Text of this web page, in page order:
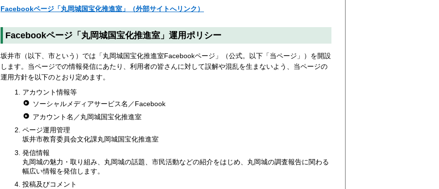
Facebookページ「丸岡城国宝化推進室」（外部サイトへリンク）
Facebookページ「丸岡城国宝化推進室」運用ポリシー
坂井市（以下、市という）では「丸岡城国宝化推進室Facebookページ」（公式。以下「当ページ」）を開設
します。当ページでの情報発信にあたり、利用者の皆さんに対して誤解や混乱を生まないよう、当ページの
運用方針を以下のとおり定めます。
アカウント情報等
ソーシャルメディアサービス名／Facebook
アカウント名／丸岡城国宝化推進室
ページ運用管理
坂井市教育委員会文化課丸岡城国宝化推進室
発信情報
丸岡城の魅力・取り組み、丸岡城の話題、市民活動などの紹介をはじめ、丸岡城の調査報告に関わる
幅広い情報を発信します。
投稿及びコメント